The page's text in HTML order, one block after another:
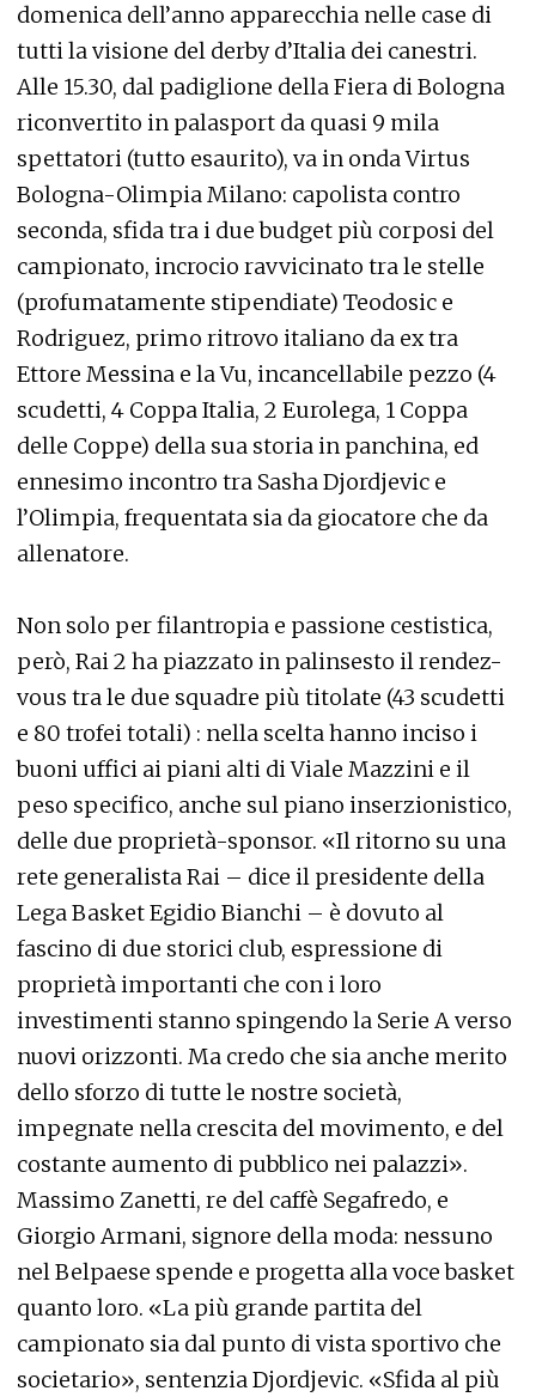
domenica dell’anno apparecchia nelle case di
tutti la visione del derby d’Italia dei canestri.
Alle 15.30, dal padiglione della Fiera di Bologna
riconvertito in palasport da quasi 9 mila
spettatori (tutto esaurito), va in onda Virtus
Bologna-Olimpia Milano: capolista contro
seconda, sfida tra i due budget più corposi del
campionato, incrocio ravvicinato tra le stelle
(profumatamente stipendiate) Teodosic e
Rodriguez, primo ritrovo italiano da ex tra
Ettore Messina e la Vu, incancellabile pezzo (4
scudetti, 4 Coppa Italia, 2 Eurolega, 1 Coppa
delle Coppe) della sua storia in panchina, ed
ennesimo incontro tra Sasha Djordjevic e
l’Olimpia, frequentata sia da giocatore che da
allenatore.
Non solo per filantropia e passione cestistica,
però, Rai 2 ha piazzato in palinsesto il rendez-
vous tra le due squadre più titolate (43 scudetti
e 80 trofei totali) : nella scelta hanno inciso i
buoni uffici ai piani alti di Viale Mazzini e il
peso specifico, anche sul piano inserzionistico,
delle due proprietà-sponsor. «Il ritorno su una
rete generalista Rai – dice il presidente della
Lega Basket Egidio Bianchi – è dovuto al
fascino di due storici club, espressione di
proprietà importanti che con i loro
investimenti stanno spingendo la Serie A verso
nuovi orizzonti. Ma credo che sia anche merito
dello sforzo di tutte le nostre società,
impegnate nella crescita del movimento, e del
costante aumento di pubblico nei palazzi».
Massimo Zanetti, re del caffè Segafredo, e
Giorgio Armani, signore della moda: nessuno
nel Belpaese spende e progetta alla voce basket
quanto loro. «La più grande partita del
campionato sia dal punto di vista sportivo che
societario», sentenzia Djordjevic. «Sfida al più